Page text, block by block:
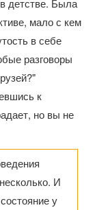
детстве. Была
мало с кем
в себе
разговоры
к
но вы не
И
у